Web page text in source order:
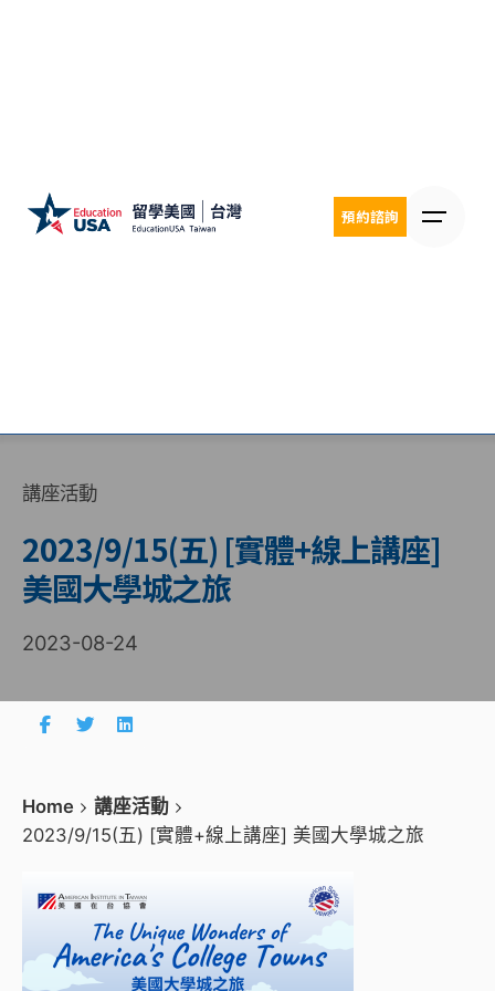
預約諮詢
講座活動
2023/9/15(五) [實體+線上講座]
美國大學城之旅
2023-08-24
Home
講座活動
2023/9/15(五) [實體+線上講座] 美國大學城之旅